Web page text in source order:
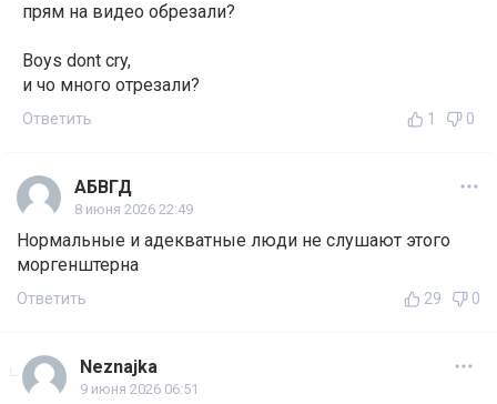
прям на видео обрезали?
Boys dont cry,
и чо много отрезали?
Ответить 1 0
АБВГД
8 июня 2026 22:49
Нормальные и адекватные люди не слушают этого
моргенштерна
Ответить 29 0
Neznajka
9 июня 2026 06:51